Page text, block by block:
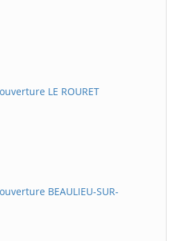
LE ROURET
BEAULIEU-SUR-